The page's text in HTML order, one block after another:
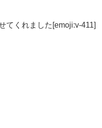
てくれました[emoji:v-411]